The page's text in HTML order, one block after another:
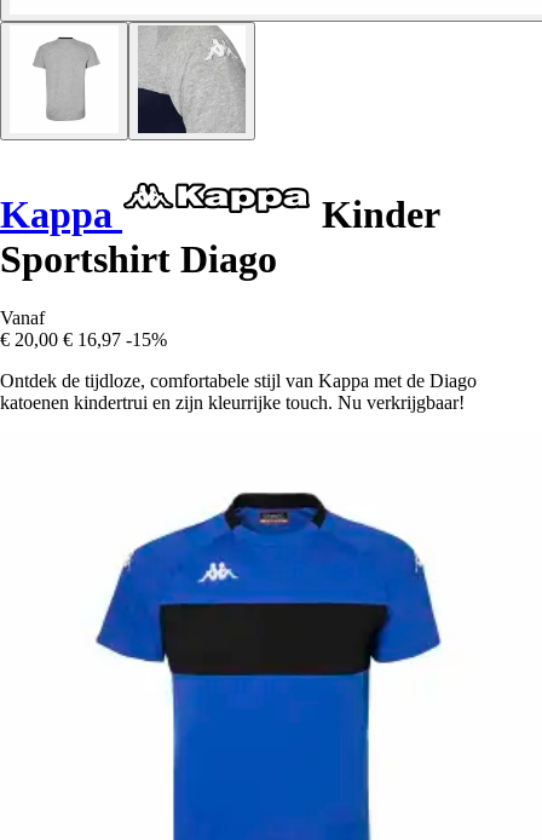
Kappa
Kinder
Sportshirt Diago
Vanaf
€ 20,00 € 16,97 -15%
Ontdek de tijdloze, comfortabele stijl van Kappa met de Diago
katoenen kindertrui en zijn kleurrijke touch. Nu verkrijgbaar!